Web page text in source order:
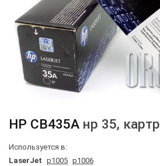
HP CB435A нр 35,
Используется в:
LaserJet p1005 p1006